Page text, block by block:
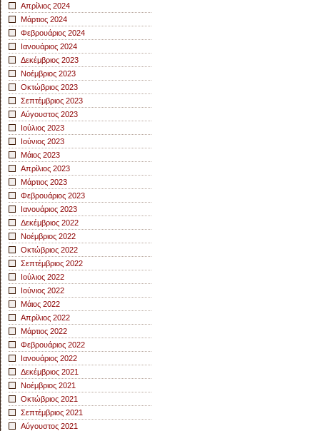
Απρίλιος 2024
Μάρτιος 2024
Φεβρουάριος 2024
Ιανουάριος 2024
Δεκέμβριος 2023
Νοέμβριος 2023
Οκτώβριος 2023
Σεπτέμβριος 2023
Αύγουστος 2023
Ιούλιος 2023
Ιούνιος 2023
Μάιος 2023
Απρίλιος 2023
Μάρτιος 2023
Φεβρουάριος 2023
Ιανουάριος 2023
Δεκέμβριος 2022
Νοέμβριος 2022
Οκτώβριος 2022
Σεπτέμβριος 2022
Ιούλιος 2022
Ιούνιος 2022
Μάιος 2022
Απρίλιος 2022
Μάρτιος 2022
Φεβρουάριος 2022
Ιανουάριος 2022
Δεκέμβριος 2021
Νοέμβριος 2021
Οκτώβριος 2021
Σεπτέμβριος 2021
Αύγουστος 2021